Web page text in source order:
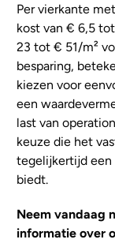
Per vierkante
kost van € 6,5
23 tot € 51/m²
besparing,
kiezen voor
een
last van
keuze die het
tegelijkertijd een
biedt.
Neem vandaag
informatie over